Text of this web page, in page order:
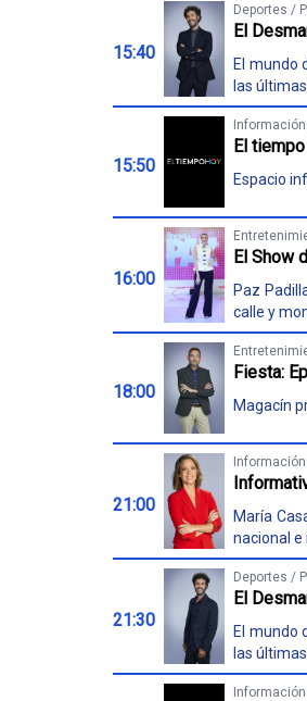
15:40
Deportes /
El
El mundo
las
15:50
El tiempo
Espacio
16:00
El Show
Paz
calle y
18:00
Fiesta:
Magacín
21:00
María
nacional e
21:30
Deportes /
El
El mundo
las